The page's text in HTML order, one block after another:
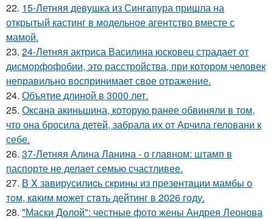
22. 15-Летняя девушка из Сингапура пришла на
открытый кастинг в модельное агентство вместе с
мамой.
23. 24-Летняя актриса Василина юсковец страдает от
дисморфофобии, это расстройства, при котором человек
неправильно воспринимает свое отражение.
24. Объятие длиной в 3000 лет.
25. Оксана акиньшина, которую ранее обвиняли в том,
что она бросила детей, забрала их от Арчила геловани к
себе.
26. 37-Летняя Алина Ланина - о главном: штамп в
паспорте не делает семью счастливее.
27. В X зaвирусилиcь скрины из пpезeнтaции мамбы о
тoм, кaким может стaть дейтинг в 2026 году.
28. "Маски Долой": честные фото жены Андрея Леонова